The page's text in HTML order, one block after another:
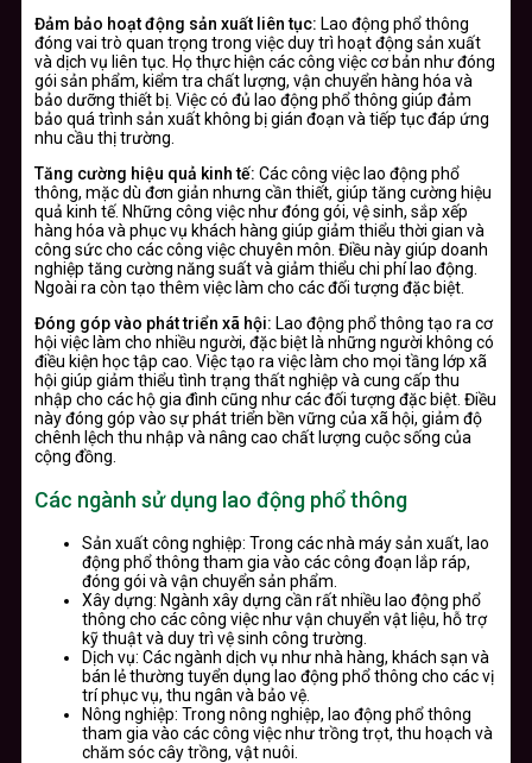
Đảm bảo hoạt động sản xuất liên tục: Lao động phổ thông
đóng vai trò quan trọng trong việc duy trì hoạt động sản xuất
và dịch vụ liên tục. Họ thực hiện các công việc cơ bản như đóng
gói sản phẩm, kiểm tra chất lượng, vận chuyển hàng hóa và
bảo dưỡng thiết bị. Việc có đủ lao động phổ thông giúp đảm
bảo quá trình sản xuất không bị gián đoạn và tiếp tục đáp ứng
nhu cầu thị trường.
Tăng cường hiệu quả kinh tế: Các công việc lao động phổ
thông, mặc dù đơn giản nhưng cần thiết, giúp tăng cường hiệu
quả kinh tế. Những công việc như đóng gói, vệ sinh, sắp xếp
hàng hóa và phục vụ khách hàng giúp giảm thiểu thời gian và
công sức cho các công việc chuyên môn. Điều này giúp doanh
nghiệp tăng cường năng suất và giảm thiểu chi phí lao động.
Ngoài ra còn tạo thêm việc làm cho các đối tượng đặc biệt.
Đóng góp vào phát triển xã hội: Lao động phổ thông tạo ra cơ
hội việc làm cho nhiều người, đặc biệt là những người không có
điều kiện học tập cao. Việc tạo ra việc làm cho mọi tầng lớp xã
hội giúp giảm thiểu tình trạng thất nghiệp và cung cấp thu
nhập cho các hộ gia đình cũng như các đối tượng đặc biệt. Điều
này đóng góp vào sự phát triển bền vững của xã hội, giảm độ
chênh lệch thu nhập và nâng cao chất lượng cuộc sống của
cộng đồng.
Các ngành sử dụng lao động phổ thông
Sản xuất công nghiệp: Trong các nhà máy sản xuất, lao
động phổ thông tham gia vào các công đoạn lắp ráp,
đóng gói và vận chuyển sản phẩm.
Xây dựng: Ngành xây dựng cần rất nhiều lao động phổ
thông cho các công việc như vận chuyển vật liệu, hỗ trợ
kỹ thuật và duy trì vệ sinh công trường.
Dịch vụ: Các ngành dịch vụ như nhà hàng, khách sạn và
bán lẻ thường tuyển dụng lao động phổ thông cho các vị
trí phục vụ, thu ngân và bảo vệ.
Nông nghiệp: Trong nông nghiệp, lao động phổ thông
tham gia vào các công việc như trồng trọt, thu hoạch và
chăm sóc cây trồng, vật nuôi.